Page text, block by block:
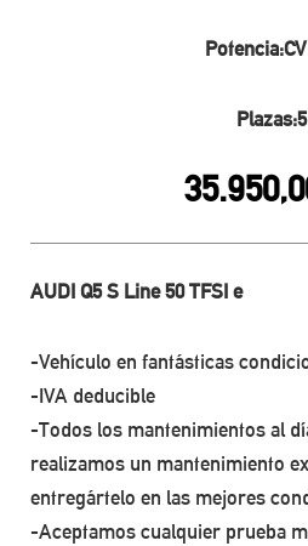
Plazas:5
AUDI Q5 S Line 50 TFSI e
-Vehículo en fantásticas
-IVA deducible
-Todos los mantenimientos al
realizamos un mantenimiento
entregártelo en las mejores
-Aceptamos cualquier prueba